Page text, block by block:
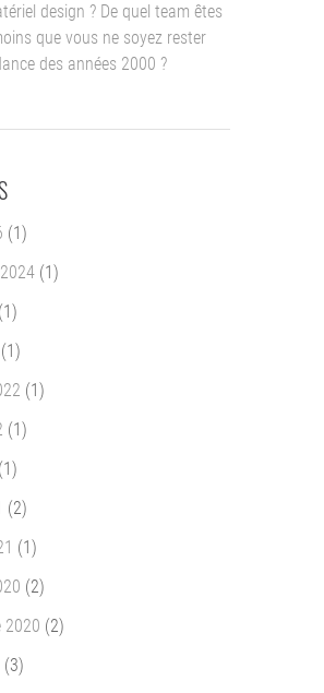
design ? De quel team êtes
que vous ne soyez rester
des années 2000 ?
(1)
(1)
(1)
(1)
(1)
(1)
(1)
(2)
(1)
(2)
2020 (2)
(3)